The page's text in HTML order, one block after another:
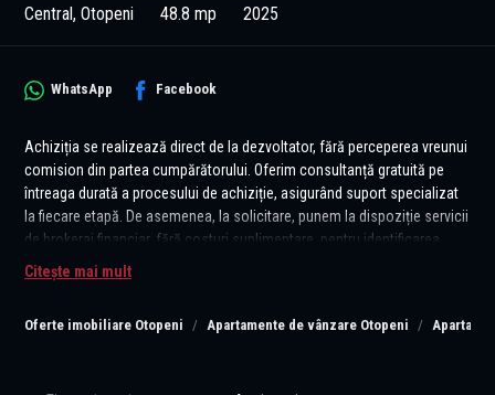
Central, Otopeni
48.8 mp 2025
Oferte imobiliare Otopeni Apartamente de vânzare Otopeni
WhatsApp Facebook
Achiziția se realizează direct de la dezvoltator, fără perceperea vreunui
comision din partea cumpărătorului. Oferim consultanță gratuită pe
întreaga durată a procesului de achiziție, asigurând suport specializat
la fiecare etapă. De asemenea, la solicitare, punem la dispoziție servicii
de brokeraj financiar, fără costuri suplimentare, pentru identificarea
celor mai avantajoase soluții de finanțare adaptate nevoilor
dumneavoastră.
Vă propunem, spre vânzare, un apartament cu 2 camere modern, în
Citește mai mult